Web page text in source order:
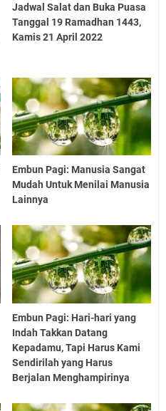
Jadwal Salat dan Buka Puasa
Tanggal 19 Ramadhan 1443,
Kamis 21 April 2022
Embun Pagi: Manusia Sangat
Mudah Untuk Menilai Manusia
Lainnya
Embun Pagi: Hari-hari yang
Indah Takkan Datang
Kepadamu, Tapi Harus Kami
Sendirilah yang Harus
Berjalan Menghampirinya